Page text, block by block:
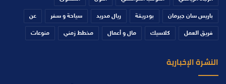
باريس سان جيرمان بودريقة ريال مدريد سياحة و سفر عن
فريق العمل كلاسيك مال و أعمال مخطط زمني منوعات
النشرة الإخبارية